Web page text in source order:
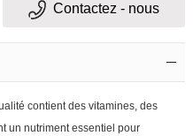
Contactez - nous
contient des vitamines, des
un nutriment essentiel pour